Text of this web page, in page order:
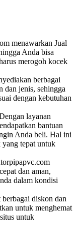
menawarkan Jual
Anda bisa
merogoh kocek
berbagai
dan jenis, sehingga
dengan kebutuhan
layanan
bantuan
Anda beli. Hal ini
yang tepat untuk
dan aman,
dalam kondisi
berbagai diskon dan
untuk menghemat
untuk